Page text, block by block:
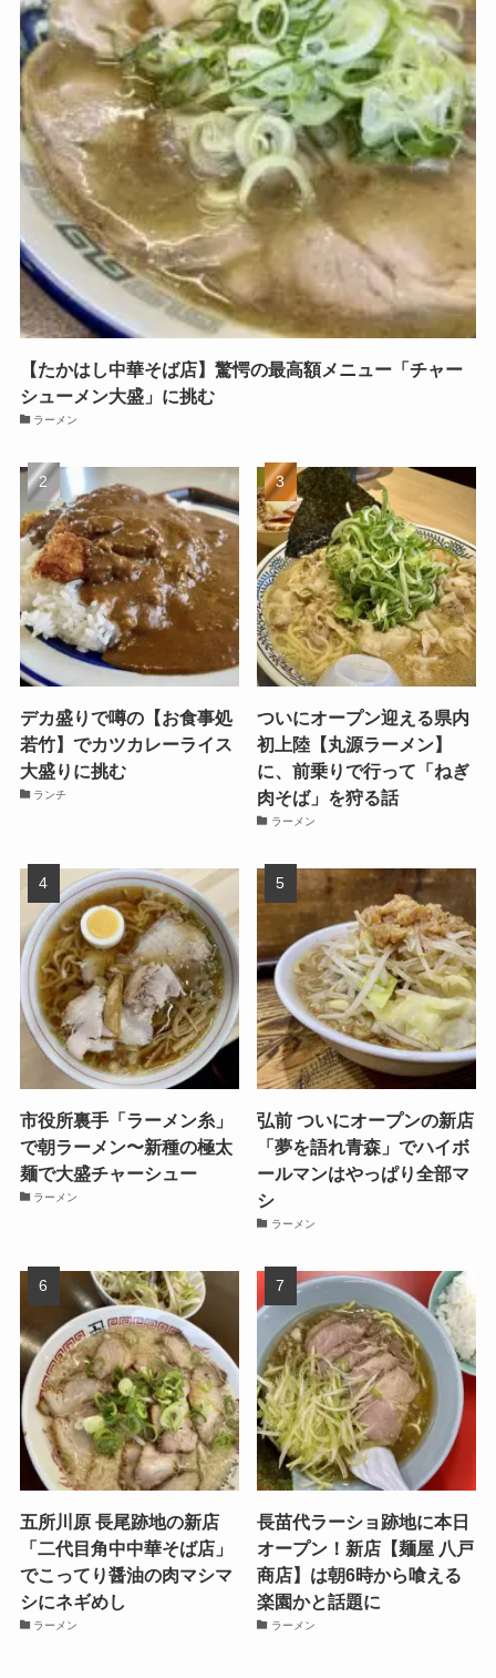
【たかはし中華そば店】驚愕の最高額メニュー「チャー
シューメン大盛」に挑む
ラーメン
デカ盛りで噂の【お食事処
若竹】でカツカレーライス
大盛りに挑む
ランチ
ついにオープン迎える県内
初上陸【丸源ラーメン】
に、前乗りで行って「ねぎ
肉そば」を狩る話
ラーメン
市役所裏手「ラーメン糸」
で朝ラーメン〜新種の極太
麺で大盛チャーシュー
ラーメン
弘前 ついにオープンの新店
「夢を語れ青森」でハイボ
ールマンはやっぱり全部マ
シ
ラーメン
五所川原 長尾跡地の新店
「二代目角中中華そば店」
でこってり醤油の肉マシマ
シにネギめし
ラーメン
長苗代ラーショ跡地に本日
オープン！新店【麺屋 八戸
商店】は朝6時から喰える
楽園かと話題に
ラーメン